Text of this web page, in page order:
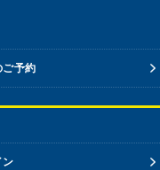
ご予約
ン